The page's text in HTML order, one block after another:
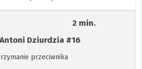
2 min.
Antoni Dziurdzia #16
przeciwnika